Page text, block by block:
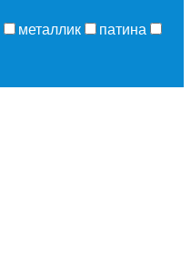
металлик
патина